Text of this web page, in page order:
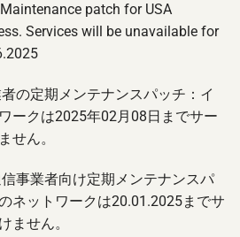
patch for USA
Services will be unavailable for
の定期メンテナンスパッチ：イ
ークは2025年02月08日までサー
せん。
事業者向け定期メンテナンスパ
ネットワークは20.01.2025までサ
ません。